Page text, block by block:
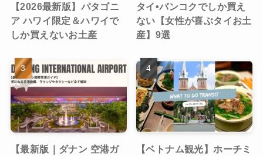
【2026最新版】パタゴニ
ア ハワイ限定＆ハワイで
しか買えないお土産
タイ•バンコクでしか買え
ない【女性が喜ぶタイお土
産】9選
【最新版｜ダナン 空港ガ
【ベトナム観光】ホーチミ